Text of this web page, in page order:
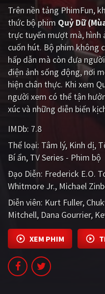
QUỐC GIA
Âu - Mỹ
Hàn Quốc
Ấn Độ
Tổng hợp
CẬP NHẬT
PHIM BỘ
PHIM LẺ
PHIM CHIẾU RẠP
TUYỂN TẬP PHIM
BLOG
Trên nền tảngPhimFun,
thức bộ phim Quỷ Dữ
trực tuyến mượt mà, hình
cuốn hút. Bộ phim không
hấp dẫn mà còn đưa
điện ảnh sống động, nơi
hiện chân thực. Khi xem
người xem có thể tận
xúc và những diễn biến
IMDb: 7.8
Thể loại: Tâm lý Kinh dị
Bí ẩn TV Series - Phim bộ
Đạo Diễn: Frederick E.O.
Whitmore Jr. Michael
Diễn viên: Kurt Fuller
Mitchell Dana Gourrier
XEM PHIM